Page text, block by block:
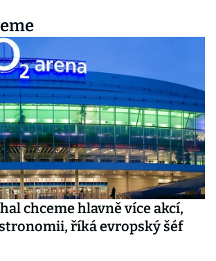
chceme hlavně více akcí,
říká evropský šéf